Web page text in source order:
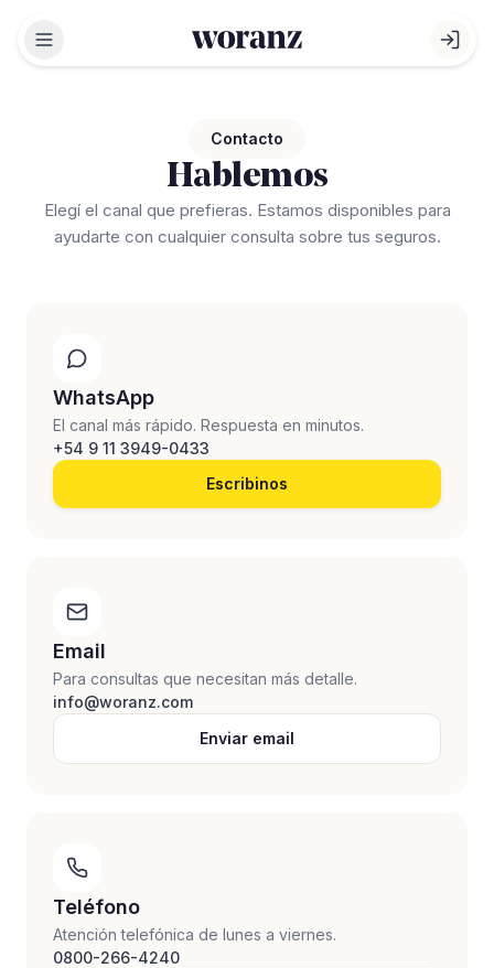
Abrir menú Abrir
Contacto
Hablemos
Elegí el canal que prefieras. Estamos disponibles para
ayudarte con cualquier consulta sobre tus seguros.
WhatsApp
El canal más rápido. Respuesta en minutos.
+54 9 11 3949-0433
Escribinos
Email
Para consultas que necesitan más detalle.
info@woranz.com
Enviar email
Teléfono
Atención telefónica de lunes a viernes.
0800-266-4240